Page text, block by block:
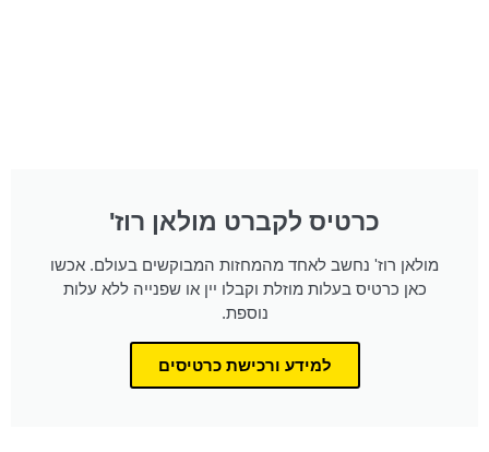
כרטיס לקברט מולאן רוז'
מולאן רוז' נחשב לאחד מהמחזות המבוקשים בעולם. אכשו
כאן כרטיס בעלות מוזלת וקבלו יין או שפנייה ללא עלות
נוספת.
למידע ורכישת כרטיסים